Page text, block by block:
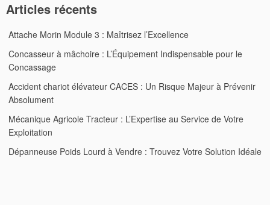
Articles récents
Attache Morin Module 3 : Maîtrisez l’Excellence
Concasseur à mâchoire : L’Équipement Indispensable pour le
Concassage
Accident chariot élévateur CACES : Un Risque Majeur à Prévenir
Absolument
Mécanique Agricole Tracteur : L’Expertise au Service de Votre
Exploitation
Dépanneuse Poids Lourd à Vendre : Trouvez Votre Solution Idéale